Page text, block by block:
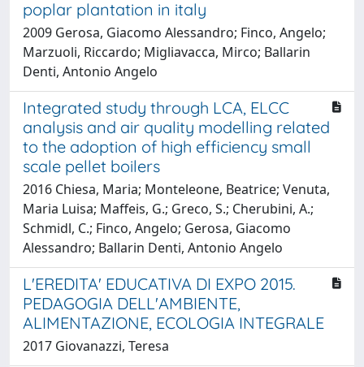
poplar plantation in italy
2009 Gerosa, Giacomo Alessandro; Finco, Angelo;
Marzuoli, Riccardo; Migliavacca, Mirco; Ballarin
Denti, Antonio Angelo
Integrated study through LCA, ELCC
analysis and air quality modelling related
to the adoption of high efficiency small
scale pellet boilers
2016 Chiesa, Maria; Monteleone, Beatrice; Venuta,
Maria Luisa; Maffeis, G.; Greco, S.; Cherubini, A.;
Schmidl, C.; Finco, Angelo; Gerosa, Giacomo
Alessandro; Ballarin Denti, Antonio Angelo
L'EREDITA' EDUCATIVA DI EXPO 2015.
PEDAGOGIA DELL'AMBIENTE,
ALIMENTAZIONE, ECOLOGIA INTEGRALE
2017 Giovanazzi, Teresa